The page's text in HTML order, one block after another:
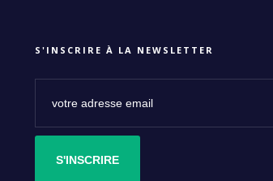
S'INSCRIRE À LA NEWSLETTER
S'INSCRIRE